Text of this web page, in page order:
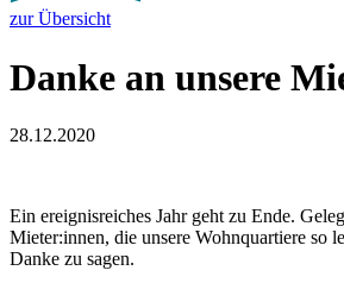
zur Übersicht
Danke an unsere
28.12.2020
Ein ereignisreiches Jahr geht zu Ende.
Mieter:innen, die unsere Wohnquartiere so
Danke zu sagen.